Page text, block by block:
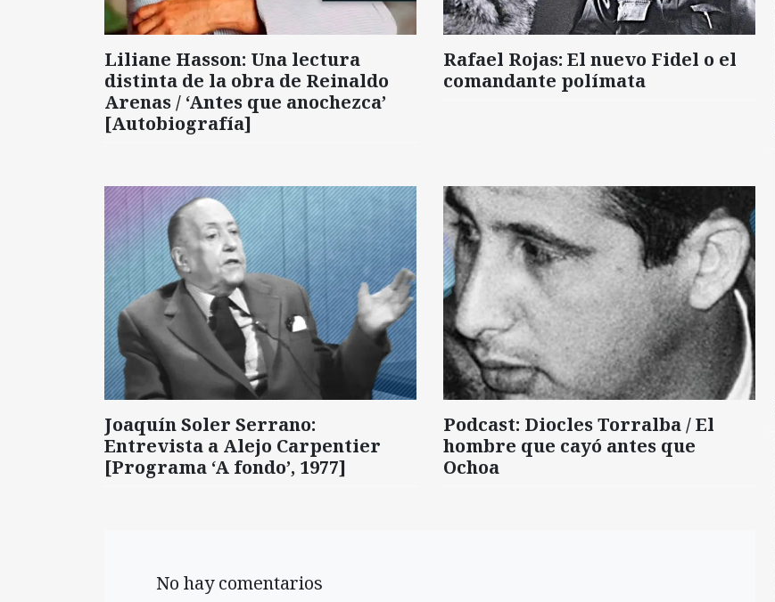
Liliane Hasson: Una lectura
distinta de la obra de Reinaldo
Arenas / ‘Antes que anochezca’
[Autobiografía]
Rafael Rojas: El nuevo Fidel o el
comandante polímata
Joaquín Soler Serrano:
Entrevista a Alejo Carpentier
[Programa ‘A fondo’, 1977]
Podcast: Diocles Torralba / El
hombre que cayó antes que
Ochoa
No hay comentarios